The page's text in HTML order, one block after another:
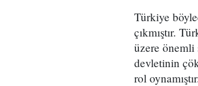
Türkiye
çıkmıştır.
üzere önemli
devletinin
rol